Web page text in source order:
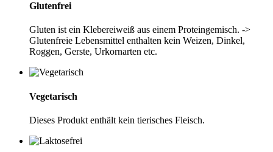
Glutenfrei
Gluten ist ein Klebereiweiß aus einem Proteingemisch. ->
Glutenfreie Lebensmittel enthalten kein Weizen, Dinkel,
Roggen, Gerste, Urkornarten etc.
Vegetarisch
Dieses Produkt enthält kein tierisches Fleisch.